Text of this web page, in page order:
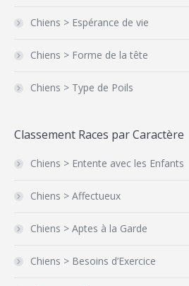
Chiens > Espérance de vie
Chiens > Forme de la tête
Chiens > Type de Poils
Classement Races par Caractère
Chiens > Entente avec les Enfants
Chiens > Affectueux
Chiens > Aptes à la Garde
Chiens > Besoins d’Exercice